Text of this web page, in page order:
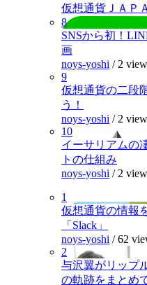
仮想通貨ＪＡＰ
8
SNSから初！
画
noys-yoshi / 2
9
仮想通貨の二段
う！
noys-yoshi / 2
10
イーサリアムの
トの仕組み
noys-yoshi / 2
1
仮想通貨の情報
「Slack」
noys-yoshi /62
2
与沢翼がリップ
の軌跡をまとめ